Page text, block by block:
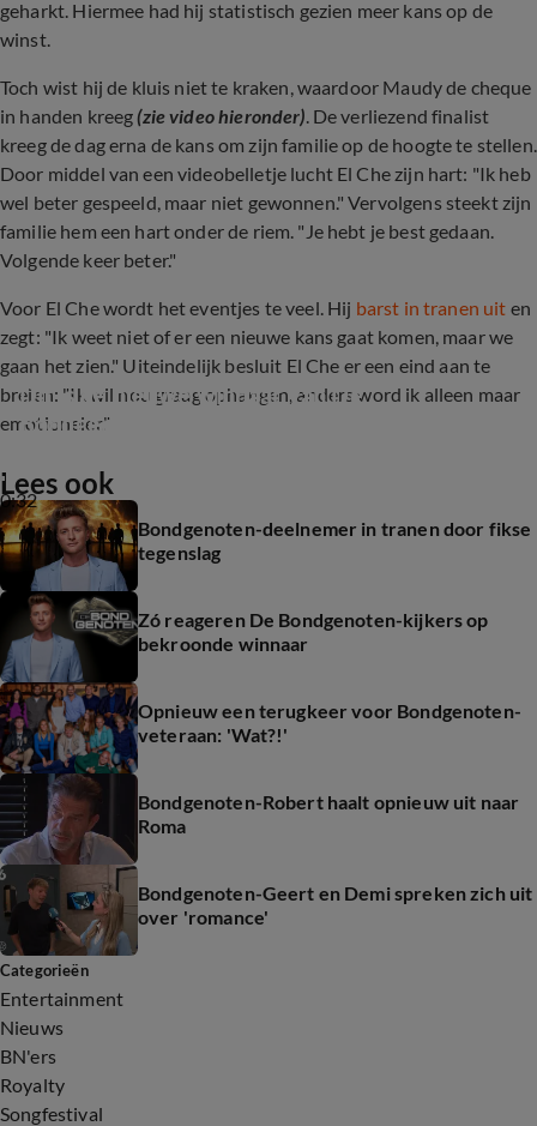
geharkt. Hiermee had hij statistisch gezien meer kans op de
winst.
Toch wist hij de kluis niet te kraken, waardoor Maudy de cheque
in handen kreeg(zie video hieronder). De verliezend finalist
kreeg de dag erna de kans om zijn familie op de hoogte te stellen.
Door middel van een videobelletje lucht El Che zijn hart: "Ik heb
wel beter gespeeld, maar niet gewonnen." Vervolgens steekt zijn
familie hem een hart onder de riem. "Je hebt je best gedaan.
Volgende keer beter."
Voor El Che wordt het eventjes te veel. Hij barst in tranen uit en
zegt: "Ik weet niet of er een nieuwe kans gaat komen, maar we
gaan het zien." Uiteindelijk besluit El Che er een eind aan te
breien: "Ik wil nou graag ophangen, anders word ik alleen maar
emotioneler."
0:32
Dit is de nieuwe winnaar van De
Bondgenoten! (De Bondgenoten)
Lees ook
Bondgenoten-deelnemer in tranen door fikse
tegenslag
Zó reageren De Bondgenoten-kijkers op
bekroonde winnaar
Opnieuw een terugkeer voor Bondgenoten-
veteraan: 'Wat?!'
Bondgenoten-Robert haalt opnieuw uit naar
Roma
Bondgenoten-Geert en Demi spreken zich uit
over 'romance'
Categorieën
Entertainment
Nieuws
BN'ers
Royalty
Songfestival